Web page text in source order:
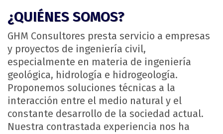
¿QUIÉNES SOMOS?
GHM Consultores presta servicio a empresas
y proyectos de ingeniería civil,
especialmente en materia de ingeniería
geológica, hidrología e hidrogeología.
Proponemos soluciones técnicas a la
interacción entre el medio natural y el
constante desarrollo de la sociedad actual.
Nuestra contrastada experiencia nos ha